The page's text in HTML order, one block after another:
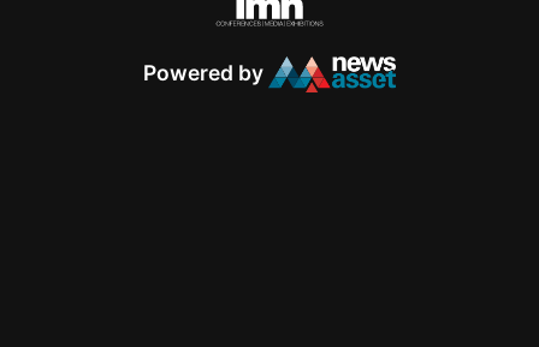
Powered by